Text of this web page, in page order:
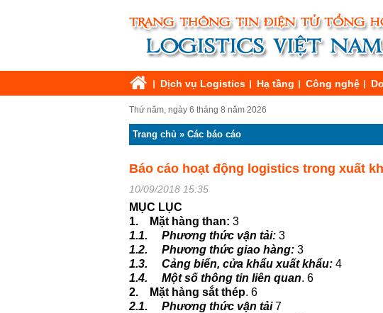
Dịch vụ Logistics Hạ tầng Công nghệ
Thứ năm, ngày 6 tháng 8 năm 2026
Trang chủ » Các báo cáo
Báo cáo hoạt động logistics trong xuất
10/09/2018 15:35
MỤC LỤC
1.
Mặt hàng than: 3
1.1.
Phương thức vận tải: 3
1.2.
Phương thức giao hàng: 3
1.3.
Cảng biển, cửa khẩu xuất khẩu: 4
1.4.
Một số thông tin liên quan. 6
2.
Mặt hàng sắt thép. 6
2.1.
Phương thức vận tải7